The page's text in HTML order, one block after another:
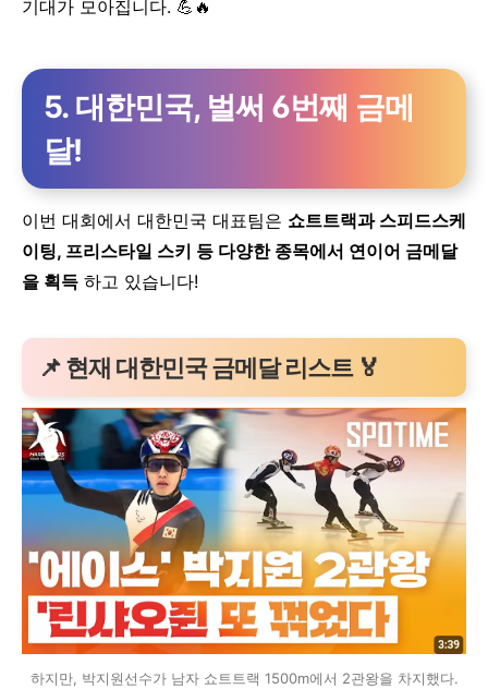
기대가 모아집니다. 💪🔥
5. 대한민국, 벌써 6번째 금메
달!
이번 대회에서 대한민국 대표팀은 쇼트트랙과 스피드스케
이팅, 프리스타일 스키 등 다양한 종목에서 연이어 금메달
을 획득 하고 있습니다!
📌현재 대한민국 금메달 리스트🏅
하지만, 박지원선수가 남자 쇼트트랙 1500m에서 2관왕을 차지했다.